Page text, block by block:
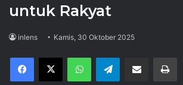
untuk Rakyat
inlens Kamis, 30 Oktober 2025
Facebook
X WhatsAppTelegram Share via Email